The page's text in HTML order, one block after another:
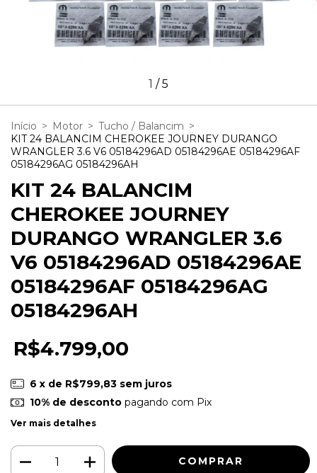
1 /5
Início > Motor > Tucho / Balancim >
KIT 24 BALANCIM CHEROKEE JOURNEY DURANGO
WRANGLER 3.6 V6 05184296AD 05184296AE 05184296AF
05184296AG 05184296AH
KIT 24 BALANCIM
CHEROKEE JOURNEY
DURANGO WRANGLER 3.6
V6 05184296AD 05184296AE
05184296AF 05184296AG
05184296AH
R$4.799,00
6 x de R$799,83 sem juros
10% de descontopagando com Pix
Ver mais detalhes